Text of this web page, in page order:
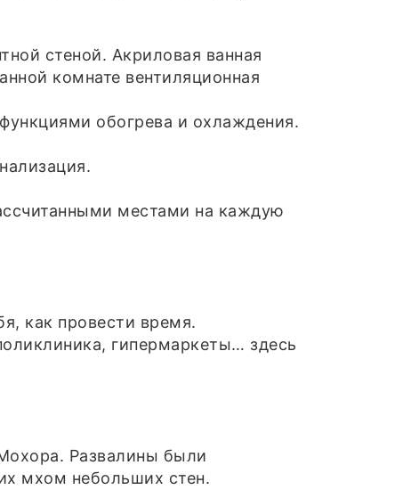
стеной. Акриловая ванная
комнате вентиляционная
обогрева и охлаждения.
местами на каждую
как провести время.
гипермаркеты… здесь
Развалины были
мхом небольших стен.